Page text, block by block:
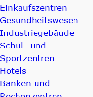
Einkaufszentren
Gesundheitswesen
Industriegebäude
Schul- und
Sportzentren
Hotels
Banken und